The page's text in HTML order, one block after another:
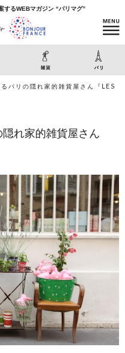
するWEBマガジン “パリマグ”
パリの隠れ家的雑貨屋さん『LES
れ家的雑貨屋さん